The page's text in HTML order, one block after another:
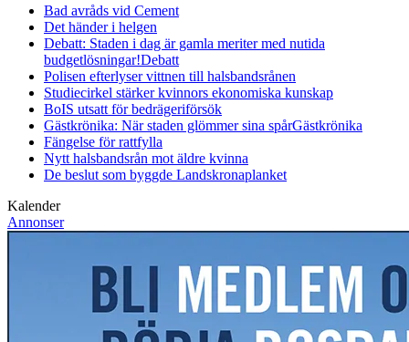
Bad avråds vid Cement
Det händer i helgen
Debatt: Staden i dag är gamla meriter med nutida
budgetlösningar!Debatt
Polisen efterlyser vittnen till halsbandsrånen
Studiecirkel stärker kvinnors ekonomiska kunskap
BoIS utsatt för bedrägeriförsök
Gästkrönika: När staden glömmer sina spårGästkrönika
Fängelse för rattfylla
Nytt halsbandsrån mot äldre kvinna
De beslut som byggde Landskronaplanket
Kalender
Annonser